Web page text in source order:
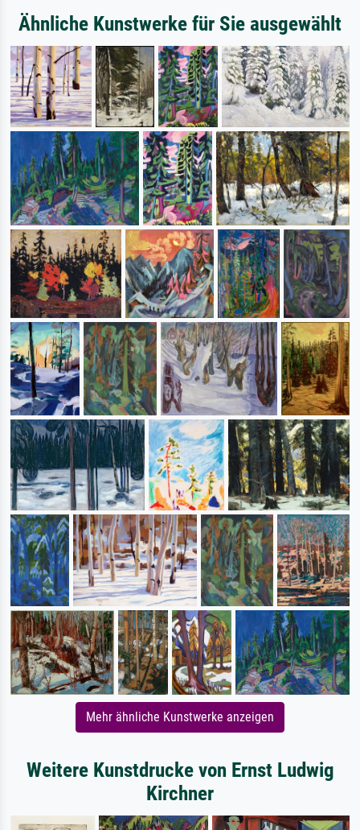
Ähnliche Kunstwerke für Sie ausgewählt
Mehr ähnliche Kunstwerke anzeigen
Weitere Kunstdrucke von Ernst Ludwig
Kirchner